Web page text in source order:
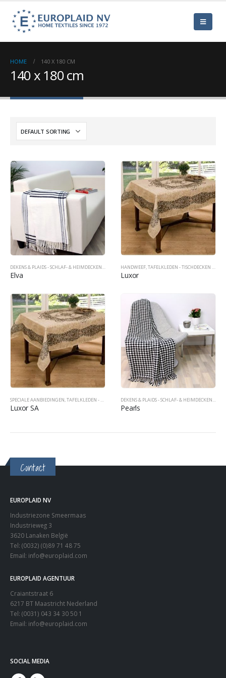
HOME 140 X 180 CM
140 x 180 cm
DEKENS & PLAIDS - SCHLAF- & HEIMDECKEN - BLANKETS & PLAIDS
Elva
HANDWEEF,TAFELKLEDEN - TISCHDECKEN - TABLECOVERS
Luxor
SPECIALE AANBIEDINGEN,TAFELKLEDEN - TISCHDECKEN - TABLECOVERS
Luxor SA
DEKENS & PLAIDS - SCHLAF- & HEIMDECKEN - BLANKETS & PLAIDS
Pearls
Contact
EUROPLAID NV
Industriezone Smeermaas
Industrieweg 3
3620 Lanaken België
Tel: (0032) (0)89 71 48 75
Email: info@europlaid.com
EUROPLAID AGENTUUR
Craiantstraat 6
6217 BT Maastricht Nederland
Tel: (0031) 043 34 30 50 1
Email: info@europlaid.com
SOCIAL MEDIA